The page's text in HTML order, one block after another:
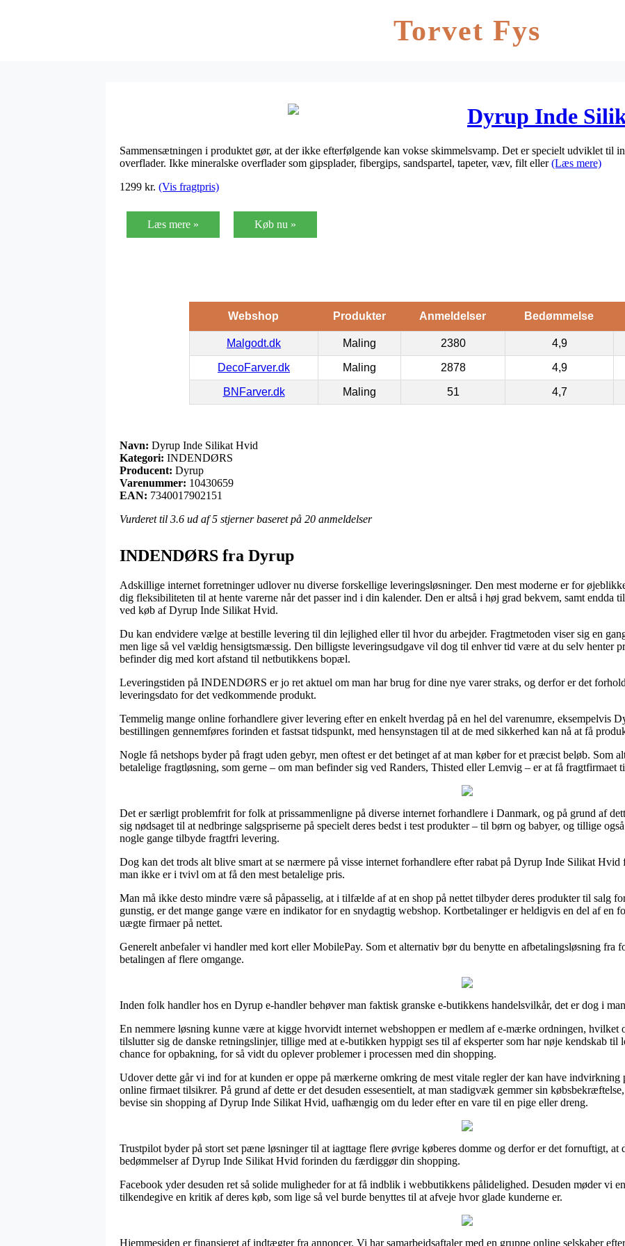
Torvet Fys
Dyrup Inde
Sammensætningen i produktet gør, at der ikke efterfølgende kan vokse skimmelsvamp. Det er specielt udviklet til
overflader. Ikke mineralske overflader som gipsplader, fibergips, sandspartel, tapeter, væv, filt eller(Læs mere)
1299 kr. (Vis fragtpris)
Læs mere » Køb nu »
Webshop Produkter Anmeldelser Bedømmelse
Malgodt.dk Maling 2380 4,9
DecoFarver.dk Maling 2878 4,9
BNFarver.dk Maling 51 4,7
Navn: Dyrup Inde Silikat Hvid
Kategori: INDENDØRS
Producent: Dyrup
Varenummer: 10430659
EAN: 7340017902151
Vurderet til 3.6 ud af 5 stjerner baseret på 20 anmeldelser
INDENDØRS fra Dyrup
Adskillige internet forretninger udlover nu diverse forskellige leveringsløsninger. Den mest moderne er for
dig fleksibiliteten til at hente varerne når det passer ind i din kalender. Den er altså i høj grad bekvem, samt endda
ved køb af Dyrup Inde Silikat Hvid.
Du kan endvidere vælge at bestille levering til din lejlighed eller til hvor du arbejder. Fragtmetoden viser sig en
men lige så vel vældig hensigtsmæssig. Den billigste leveringsudgave vil dog til enhver tid være at du selv henter
befinder dig med kort afstand til netbutikkens bopæl.
Leveringstiden på INDENDØRS er jo ret aktuel om man har brug for dine nye varer straks, og derfor er det
leveringsdato for det vedkommende produkt.
Temmelig mange online forhandlere giver levering efter en enkelt hverdag på en hel del varenumre, eksempelvis
bestillingen gennemføres forinden et fastsat tidspunkt, med hensynstagen til at de med sikkerhed kan nå at få
Nogle få netshops byder på fragt uden gebyr, men oftest er det betinget af at man køber for et præcist beløb. Som
betalelige fragtløsning, som gerne – om man befinder sig ved Randers, Thisted eller Lemvig – er at få fragtfirmaet
Det er særligt problemfrit for folk at prissammenligne på diverse internet forhandlere i Danmark, og på grund af
sig nødsaget til at nedbringe salgspriserne på specielt deres bedst i test produkter – til børn og babyer, og tillige
nogle gange tilbyde fragtfri levering.
Dog kan det trods alt blive smart at se nærmere på visse internet forhandlere efter rabat på Dyrup Inde Silikat
man ikke er i tvivl om at få den mest betalelige pris.
Man må ikke desto mindre være så påpasselig, at i tilfælde af at en shop på nettet tilbyder deres produkter til salg
gunstig, er det mange gange være en indikator for en snydagtig webshop. Kortbetalinger er heldigvis en del af en
uægte firmaer på nettet.
Generelt anbefaler vi handler med kort eller MobilePay. Som et alternativ bør du benytte en afbetalingsløsning fra
betalingen af flere omgange.
Inden folk handler hos en Dyrup e-handler behøver man faktisk granske e-butikkens handelsvilkår, det er dog i
En nemmere løsning kunne være at kigge hvorvidt internet webshoppen er medlem af e-mærke ordningen, hvilket
tilslutter sig de danske retningslinjer, tillige med at e-butikken hyppigt ses til af eksperter som har nøje kendskab til
chance for opbakning, for så vidt du oplever problemer i processen med din shopping.
Udover dette går vi ind for at kunden er oppe på mærkerne omkring de mest vitale regler der kan have indvirkning
online firmaet tilsikrer. På grund af dette er det desuden essesentielt, at man stadigvæk gemmer sin
bevise sin shopping af Dyrup Inde Silikat Hvid, uafhængig om du leder efter en vare til en pige eller dreng.
Trustpilot byder på stort set pæne løsninger til at iagttage flere øvrige køberes domme og derfor er det fornuftigt, at
bedømmelser af Dyrup Inde Silikat Hvid forinden du færdiggør din shopping.
Facebook yder desuden ret så solide muligheder for at få indblik i webbutikkens pålidelighed. Desuden møder vi
tilkendegive en kritik af deres køb, som lige så vel burde benyttes til at afveje hvor glade kunderne er.
Hjemmesiden er finansieret af indtægter fra annoncer. Vi har samarbejdsaftaler med en gruppe online selskaber